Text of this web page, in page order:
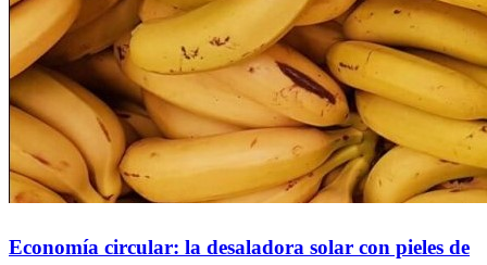
Economía circular: la desaladora solar con pieles de